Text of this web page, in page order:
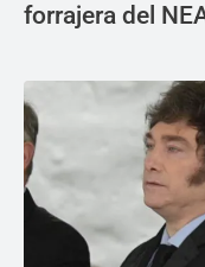
forrajera del